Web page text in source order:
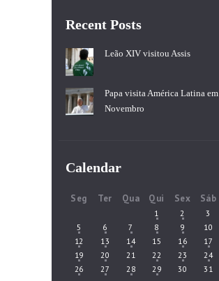
Recent Posts
Leão XIV visitou Assis
Papa visita América Latina em
Novembro
Calendar
Seg Ter Qua Qui Sex Sáb
1 2 3
5
6 7 8 9 10
12
13 14 15 16 17
19
20 21 22 23 24
26
27 28 29 30 31